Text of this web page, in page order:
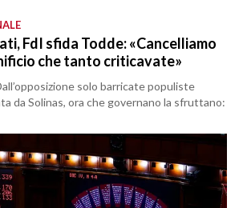
FdI sfida Todde: «Cancelliamo
che tanto criticavate»
solo barricate populiste
da Solinas, ora che governano la sfruttano: